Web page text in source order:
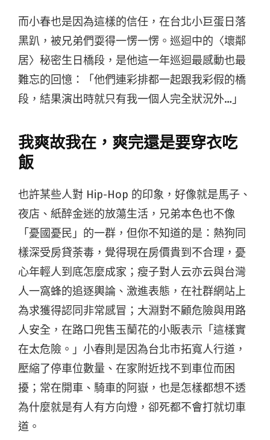
而小春也是因為這樣的信任，在台北小巨蛋日落
黑趴，被兄弟們耍得一愣一愣。巡迴中的〈壞鄰
居〉秘密生日橋段，是他這一年巡迴最感動也最
難忘的回憶：「他們連彩排都一起跟我彩假的橋
段，結果演出時就只有我一個人完全狀況外…」
我爽故我在，爽完還是要穿衣吃
飯
也許某些人對 Hip-Hop 的印象，好像就是馬子、
夜店、紙醉金迷的放蕩生活，兄弟本色也不像
「憂國憂民」的一群，但你不知道的是：熱狗同
樣深受房貸荼毒，覺得現在房價貴到不合理，憂
心年輕人到底怎麼成家；瘦子對人云亦云與台灣
人一窩蜂的追逐輿論、激進表態，在社群網站上
為求獲得認同非常感冒；大淵對不顧危險與用路
人安全，在路口兜售玉蘭花的小販表示「這樣實
在太危險。」小春則是因為台北市拓寬人行道，
壓縮了停車位數量、在家附近找不到車位而困
擾；常在開車、騎車的阿嶽，也是怎樣都想不透
為什麼就是有人有方向燈，卻死都不會打就切車
道。